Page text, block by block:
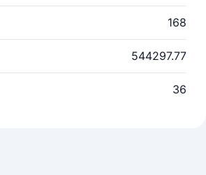
168
544297.77
36